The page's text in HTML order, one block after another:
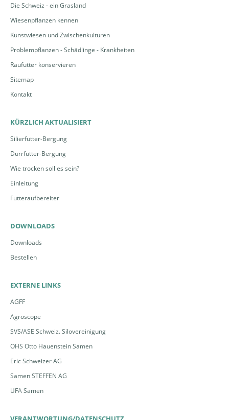
Die Schweiz - ein Grasland
Wiesenpflanzen kennen
Kunstwiesen und Zwischenkulturen
Problempflanzen - Schädlinge - Krankheiten
Raufutter konservieren
Sitemap
Kontakt
KÜRZLICH AKTUALISIERT
Silierfutter-Bergung
Dürrfutter-Bergung
Wie trocken soll es sein?
Einleitung
Futteraufbereiter
DOWNLOADS
Downloads
Bestellen
EXTERNE LINKS
AGFF
Agroscope
SVS/ASE Schweiz. Silovereinigung
OHS Otto Hauenstein Samen
Eric Schweizer AG
Samen STEFFEN AG
UFA Samen